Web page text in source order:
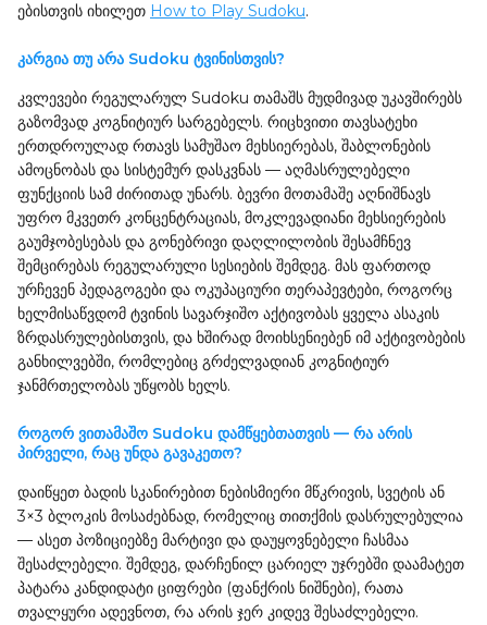
ებისთვის იხილეთ How to Play Sudoku.
კარგია თუ არა Sudoku ტვინისთვის?
კვლევები რეგულარულ Sudoku თამაშს მუდმივად უკავშირებს
გაზომვად კოგნიტიურ სარგებელს. რიცხვითი თავსატეხი
ერთდროულად რთავს სამუშაო მეხსიერებას, შაბლონების
ამოცნობას და სისტემურ დასკვნას — აღმასრულებელი
ფუნქციის სამ ძირითად უნარს. ბევრი მოთამაშე აღნიშნავს
უფრო მკვეთრ კონცენტრაციას, მოკლევადიანი მეხსიერების
გაუმჯობესებას და გონებრივი დაღლილობის შესამჩნევ
შემცირებას რეგულარული სესიების შემდეგ. მას ფართოდ
ურჩევენ პედაგოგები და ოკუპაციური თერაპევტები, როგორც
ხელმისაწვდომ ტვინის სავარჯიშო აქტივობას ყველა ასაკის
ზრდასრულებისთვის, და ხშირად მოიხსენიებენ იმ აქტივობების
განხილვებში, რომლებიც გრძელვადიან კოგნიტიურ
ჯანმრთელობას უწყობს ხელს.
როგორ ვითამაშო Sudoku დამწყებთათვის — რა არის
პირველი, რაც უნდა გავაკეთო?
დაიწყეთ ბადის სკანირებით ნებისმიერი მწკრივის, სვეტის ან
3×3 ბლოკის მოსაძებნად, რომელიც თითქმის დასრულებულია
— ასეთ პოზიციებზე მარტივი და დაუყოვნებელი ჩასმაა
შესაძლებელი. შემდეგ, დარჩენილ ცარიელ უჯრებში დაამატეთ
პატარა კანდიდატი ციფრები (ფანქრის ნიშნები), რათა
თვალყური ადევნოთ, რა არის ჯერ კიდევ შესაძლებელი.